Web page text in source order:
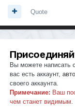
Quote
Вы можете написать
вас есть аккаунт,
своего аккаунта.
Примечание: Ваш
чем станет видимым.